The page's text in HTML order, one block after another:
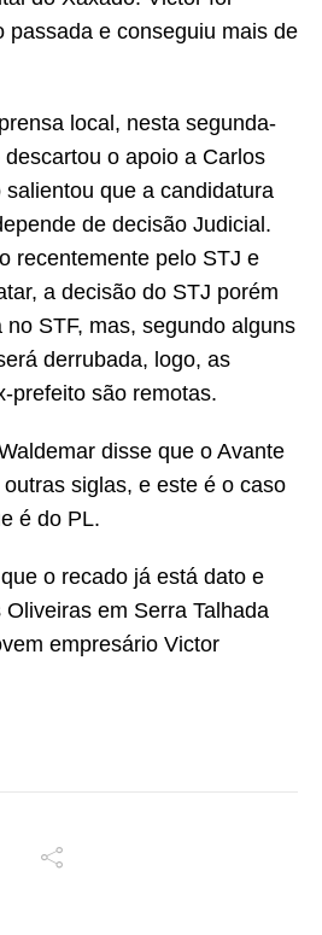
passada e conseguiu mais de
local, nesta segunda-
o apoio a Carlos
que a candidatura
de decisão Judicial.
recentemente pelo STJ e
a decisão do STJ porém
STF, mas, segundo alguns
derrubada, logo, as
prefeito são remotas.
disse que o Avante
siglas, e este é o caso
é do PL.
o recado já está dato e
em Serra Talhada
empresário Victor